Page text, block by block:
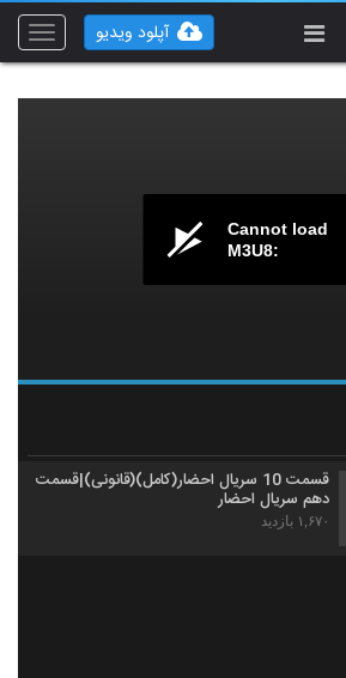
Toggle
آپلود ویدیو
Cannot load
M3U8:
قسمت 10 سریال احضار(کامل)(قانونی)|قسمت
دهم سریال احضار
۱,۶۷۰ بازدید